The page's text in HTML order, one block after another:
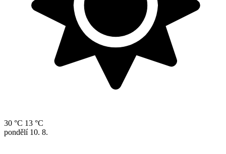
30 °C 13 °C
pondělí 10. 8.